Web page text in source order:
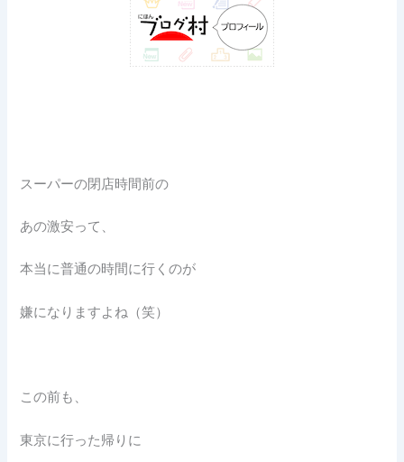
スーパーの閉店時間前の
あの激安って、
本当に普通の時間に行くのが
嫌になりますよね（笑）
この前も、
東京に行った帰りに